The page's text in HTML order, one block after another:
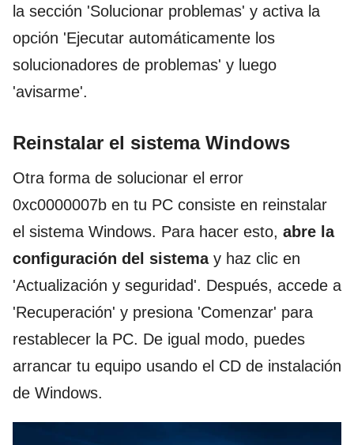
la sección 'Solucionar problemas' y activa la
opción 'Ejecutar automáticamente los
solucionadores de problemas' y luego
'avisarme'.
Reinstalar el sistema Windows
Otra forma de solucionar el error
0xc0000007b en tu PC consiste en reinstalar
el sistema Windows. Para hacer esto, abre la
configuración del sistemay haz clic en
'Actualización y seguridad'. Después, accede a
'Recuperación' y presiona 'Comenzar' para
restablecer la PC. De igual modo, puedes
arrancar tu equipo usando el CD de instalación
de Windows.